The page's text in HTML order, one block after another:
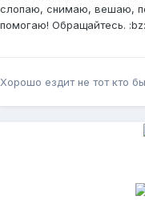
слопаю, снимаю, вешаю,
помогаю! Обращайтесь. :bz:
Хорошо ездит не тот кто